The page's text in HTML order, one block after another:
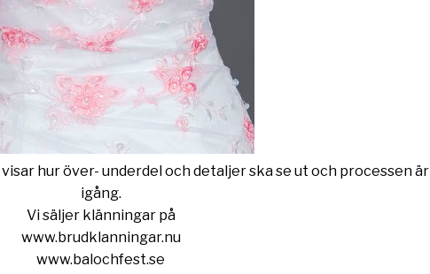
hur över- underdel och detaljer ska se ut och processen är
igång.
Vi säljer klänningar på
www.brudklanningar.nu
www.balochfest.se